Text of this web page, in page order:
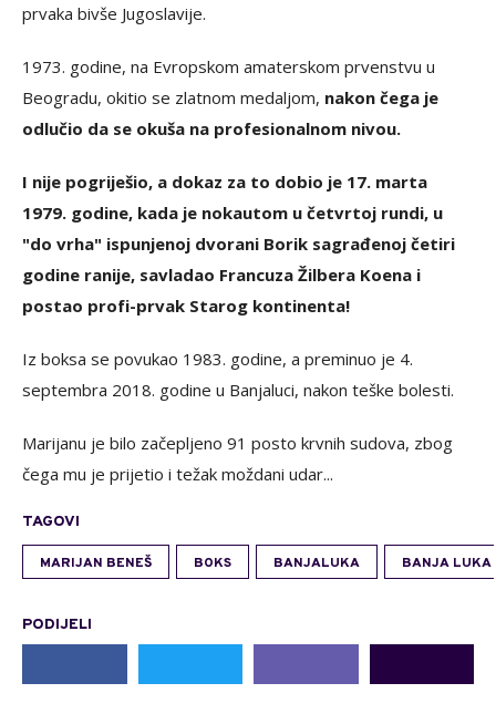
prvaka bivše Jugoslavije.
1973. godine, na Evropskom amaterskom prvenstvu u
Beogradu, okitio se zlatnom medaljom, nakon čega je
odlučio da se okuša na profesionalnom nivou.
I nije pogriješio, a dokaz za to dobio je 17. marta
1979. godine, kada je nokautom u četvrtoj rundi, u
"do vrha" ispunjenoj dvorani Borik sagrađenoj četiri
godine ranije, savladao Francuza Žilbera Koena i
postao profi-prvak Starog kontinenta!
Iz boksa se povukao 1983. godine, a preminuo je 4.
septembra 2018. godine u Banjaluci, nakon teške bolesti.
Marijanu je bilo začepljeno 91 posto krvnih sudova, zbog
čega mu je prijetio i težak moždani udar...
TAGOVI
MARIJAN BENEŠ BOKS BANJALUKA BANJA LUKA
PODIJELI